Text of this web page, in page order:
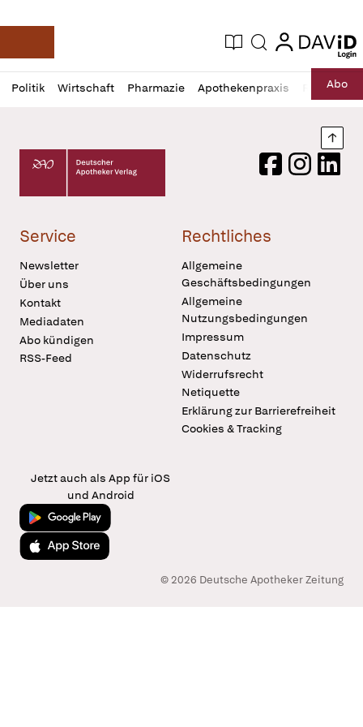
Deutsche Apotheker Zeitung
Aktuelle Ausgabe
Suche login
login
Politik Wirtschaft Pharmazie Apothekenpraxis RechtAbo
Profil
öffnen
Daz
Pur
Deutscher Apotheker Verlag Logo
FacebookInstagram
Service
Newsletter
Über uns
Kontakt
Mediadaten
Abo kündigen
RSS-Feed
Rechtliches
Allgemeine
Geschäftsbedingungen
Allgemeine
Nutzungsbedingungen
Impressum
Datenschutz
Widerrufsrecht
Netiquette
Erklärung zur Barrierefreiheit
Cookies & Tracking
Jetzt auch als App für iOS
und Android
Jetzt bei Google Play
Laden im App Store
© 2026 Deutsche Apotheker Zeitung